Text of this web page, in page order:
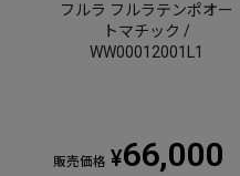
フルラ フルラテンポオー
トマチック /
WW00012001L1
販売価格 ¥66,000